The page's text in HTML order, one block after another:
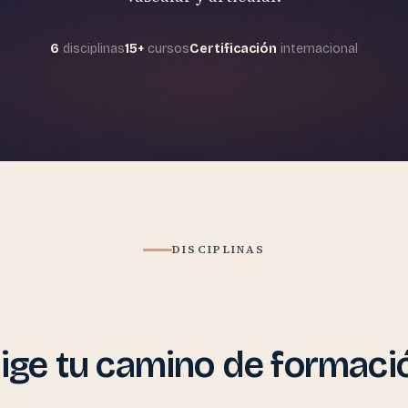
6 disciplinas15+ cursosCertificación internacional
DISCIPLINAS
tu camino de